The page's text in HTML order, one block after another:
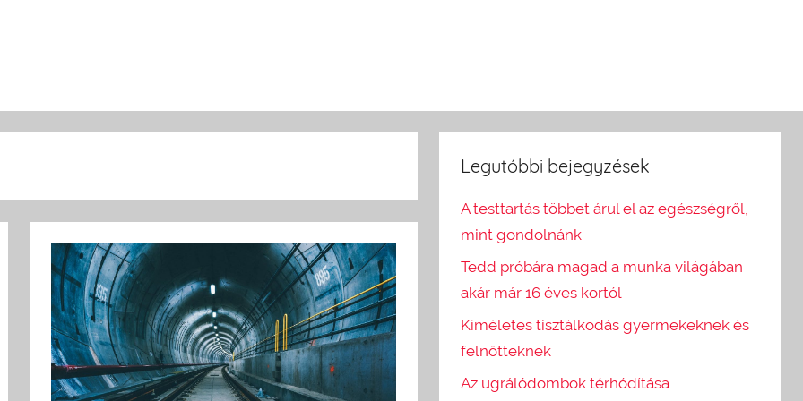
Legutóbbi bejegyzések
A testtartás többet árul el az egészségről,
mint gondolnánk
Tedd próbára magad a munka világában
akár már 16 éves kortól
Kíméletes tisztálkodás gyermekeknek és
felnőtteknek
Az ugrálódombok térhódítása